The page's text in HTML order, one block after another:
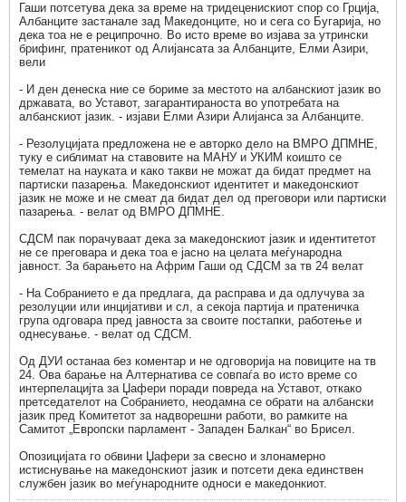
Гаши потсетува дека за време на тридеценискиот спор со Грција,
Албанците застанале зад Македонците, но и сега со Бугарија, но
дека тоа не е реципрочно. Во исто време во изјава за утрински
брифинг, пратеникот од Алијансата за Албанците, Елми Азири,
вели
- И ден денеска ние се бориме за местото на албанскиот јазик во
државата, во Уставот, загарантираноста во употребата на
албанскиот јазик. - изјави Елми Азири Алијанса за Албанците.
- Резолуцијата предложена не е авторко дело на ВМРО ДПМНЕ,
туку е сиблимат на ставовите на МАНУ и УКИМ коишто се
темелат на науката и како такви не можат да бидат предмет на
партиски пазарења. Македонскиот идентитет и македонскиот
јазик не може и не смеат да бидат дел од преговори или партиски
пазарења. - велат од ВМРО ДПМНЕ.
СДСМ пак порачуваат дека за македонскиот јазик и идентитетот
не се преговара и дека тоа е јасно на целата меѓународна
јавност. За барањето на Африм Гаши од СДСМ за тв 24 велат
- На Собранието е да предлага, да расправа и да одлучува за
резолуции или инцијативи и сл, а секоја партија и пратеничка
група одговара пред јавноста за своите постапки, работење и
однесување. - велат од СДСМ.
Од ДУИ останаа без коментар и не одговорија на повиците на тв
24. Ова барање на Алтернатива се совпаѓа во исто време со
интерпелацијта за Џафери поради повреда на Уставот, откако
претседателот на Собранието, неодамна се обрати на албански
јазик пред Комитетот за надворешни работи, во рамките на
Самитот „Европски парламент - Западен Балкан“ во Брисел.
Опозицијата го обвини Џафери за свесно и злонамерно
истиснување на македонскиот јазик и потсети дека единствен
службен јазик во меѓународните односи е македонкиот.